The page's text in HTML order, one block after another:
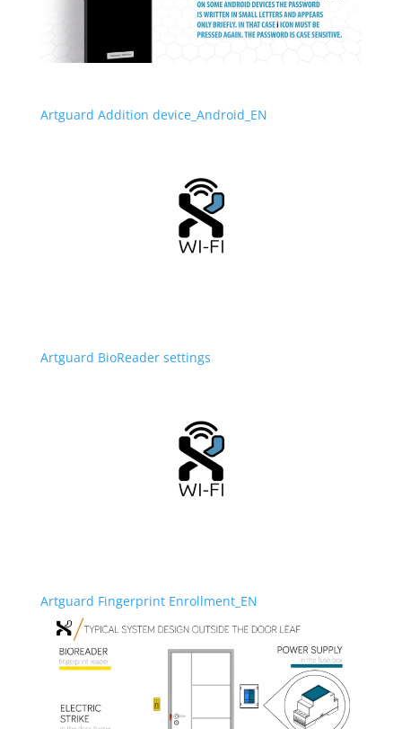
Artguard Addition device_Android_EN
Artguard BioReader settings
Artguard Fingerprint Enrollment_EN